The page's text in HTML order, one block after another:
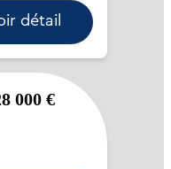
détail
000 €